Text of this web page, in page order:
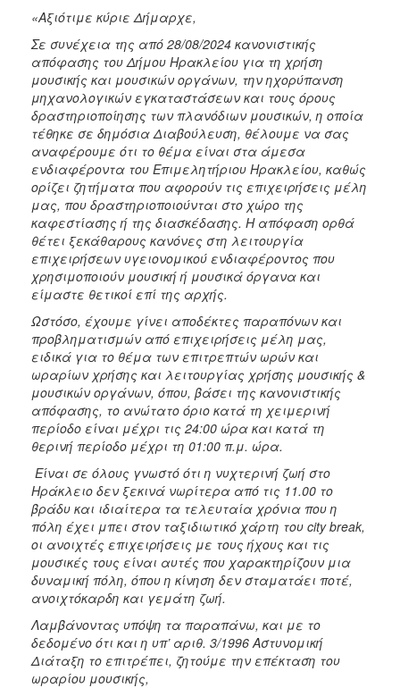
«Αξιότιμε κύριε Δήμαρχε,
Σε συνέχεια της από 28/08/2024 κανονιστικής
απόφασης του Δήμου Ηρακλείου για τη χρήση
μουσικής και μουσικών οργάνων, την ηχορύπανση
μηχανολογικών εγκαταστάσεων και τους όρους
δραστηριοποίησης των πλανόδιων μουσικών, η οποία
τέθηκε σε δημόσια Διαβούλευση, θέλουμε να σας
αναφέρουμε ότι το θέμα είναι στα άμεσα
ενδιαφέροντα του Επιμελητήριου Ηρακλείου, καθώς
ορίζει ζητήματα που αφορούν τις επιχειρήσεις μέλη
μας, που δραστηριοποιούνται στο χώρο της
καφεστίασης ή της διασκέδασης. Η απόφαση ορθά
θέτει ξεκάθαρους κανόνες στη λειτουργία
επιχειρήσεων υγειονομικού ενδιαφέροντος που
χρησιμοποιούν μουσική ή μουσικά όργανα και
είμαστε θετικοί επί της αρχής.
Ωστόσο, έχουμε γίνει αποδέκτες παραπόνων και
προβληματισμών από επιχειρήσεις μέλη μας,
ειδικά για το θέμα των επιτρεπτών ωρών και
ωραρίων χρήσης και λειτουργίας χρήσης μουσικής &
μουσικών οργάνων, όπου, βάσει της κανονιστικής
απόφασης, το ανώτατο όριο κατά τη χειμερινή
περίοδο είναι μέχρι τις 24:00 ώρα και κατά τη
θερινή περίοδο μέχρι τη 01:00 π.μ. ώρα.
Είναι σε όλους γνωστό ότι η νυχτερινή ζωή στο
Ηράκλειο δεν ξεκινά νωρίτερα από τις 11.00 το
βράδυ και ιδιαίτερα τα τελευταία χρόνια που η
πόλη έχει μπει στον ταξιδιωτικό χάρτη του city break,
οι ανοιχτές επιχειρήσεις με τους ήχους και τις
μουσικές τους είναι αυτές που χαρακτηρίζουν μια
δυναμική πόλη, όπου η κίνηση δεν σταματάει ποτέ,
ανοιχτόκαρδη και γεμάτη ζωή.
Λαμβάνοντας υπόψη τα παραπάνω, και με το
δεδομένο ότι και η υπ’ αριθ. 3/1996 Αστυνομική
Διάταξη το επιτρέπει, ζητούμε την επέκταση του
ωραρίου μουσικής,